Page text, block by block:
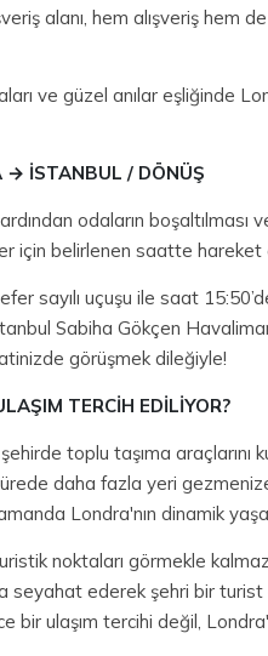
alanı, hem alışveriş hem
ve güzel anılar eşliğinde
→ İSTANBUL / DÖNÜŞ
odaların boşaltılması
için belirlenen saatte hareket
sayılı uçuşu ile saat
Sabiha Gökçen
görüşmek dileğiyle!
TERCİH EDİLİYOR?
toplu taşıma araçlarını
daha fazla yeri
Londra'nın dinamik
noktaları görmekle
seyahat ederek şehri bir
bir ulaşım tercihi değil,